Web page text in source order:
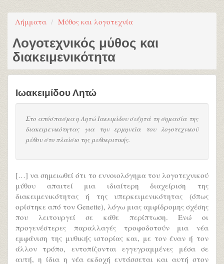
Λήμματα Μύθος και λογοτεχνία
Λογοτεχνικός μύθος και
διακειμενικότητα
Ιωακειμίδου Λητώ
Στο απόσπασμα η Λητώ Ιακειμίδου συζητά τη σημασία της
διακειμενικότητας για την ερμηνεία του λογοτεχνικού
μύθου στο πλαίσιο της μυθοκριτικής.
[…] να σημειωθεί ότι το εννοιολόγημα του λογοτεχνικού
μύθου απαιτεί μια ιδιαίτερη διαχείριση της
διακειμενικότητας ή της υπερκειμενικότητας (όπως
ορίστηκε από τον Genette), λόγω μιας αμφίδρομης σχέσης
που λειτουργεί σε κάθε περίπτωση. Ενώ οι
προγενέστερες παραλλαγές τροφοδοτούν μια νέα
εμφάνιση της μυθικής ιστορίας και, με τον έναν ή τον
άλλον τρόπο, εντοπίζονται εγγεγραμμένες μέσα σε
αυτή, η ίδια η νέα εκδοχή εντάσσεται και αυτή στον